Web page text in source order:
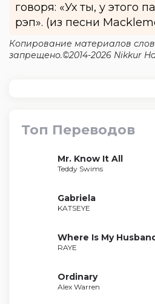
говоря: «Ух ты, у этого
рэп». (из песни
Копирование материалов
запрещено.©2014-2026 Nikkur
Топ Переводов
Mr. Know It All
Teddy Swims
Gabriela
KATSEYE
Where Is My
RAYE
Ordinary
Alex Warren